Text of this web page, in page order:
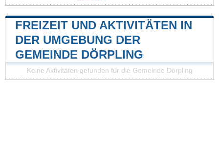
FREIZEIT UND AKTIVITÄTEN IN
DER UMGEBUNG DER
GEMEINDE DÖRPLING
Keine Aktivitäten gefunden für die Gemeinde Dörpling